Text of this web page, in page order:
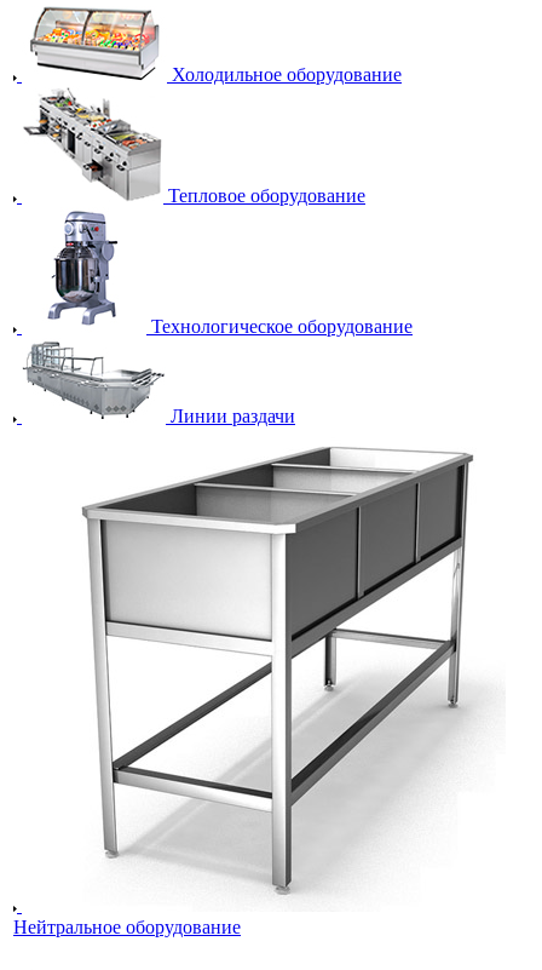
Холодильное оборудование
Тепловое оборудование
Технологическое оборудование
Линии раздачи
Нейтральное оборудование